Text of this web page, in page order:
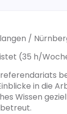
/
(35 h/
in die
Wissen